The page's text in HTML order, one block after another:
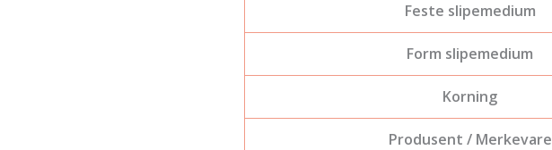
Feste slipemedium
Form slipemedium
Korning
Produsent / Merkevare